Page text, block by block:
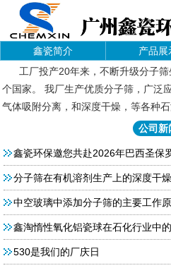
鑫瓷简介 产品展
工厂投产20年来，不断升级分子筛
个国家。 我厂生产优质分子筛，广泛
气体吸附分离，和深度干燥，等各种石
公司新
鑫瓷环保邀您共赴2026年巴西圣保
分子筛在有机溶剂生产上的深度干
中空玻璃中添加分子筛的主要工作
鑫淘惰性氧化铝瓷球在石化行业中
530是我们的厂庆日